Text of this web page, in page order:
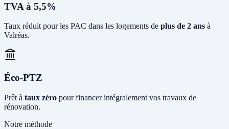
TVA à 5,5%
Taux réduit pour les PAC dans les logements de plus de 2 ans à
Valréas.
Éco-PTZ
Prêt à taux zéro pour financer intégralement vos travaux de
rénovation.
Notre méthode